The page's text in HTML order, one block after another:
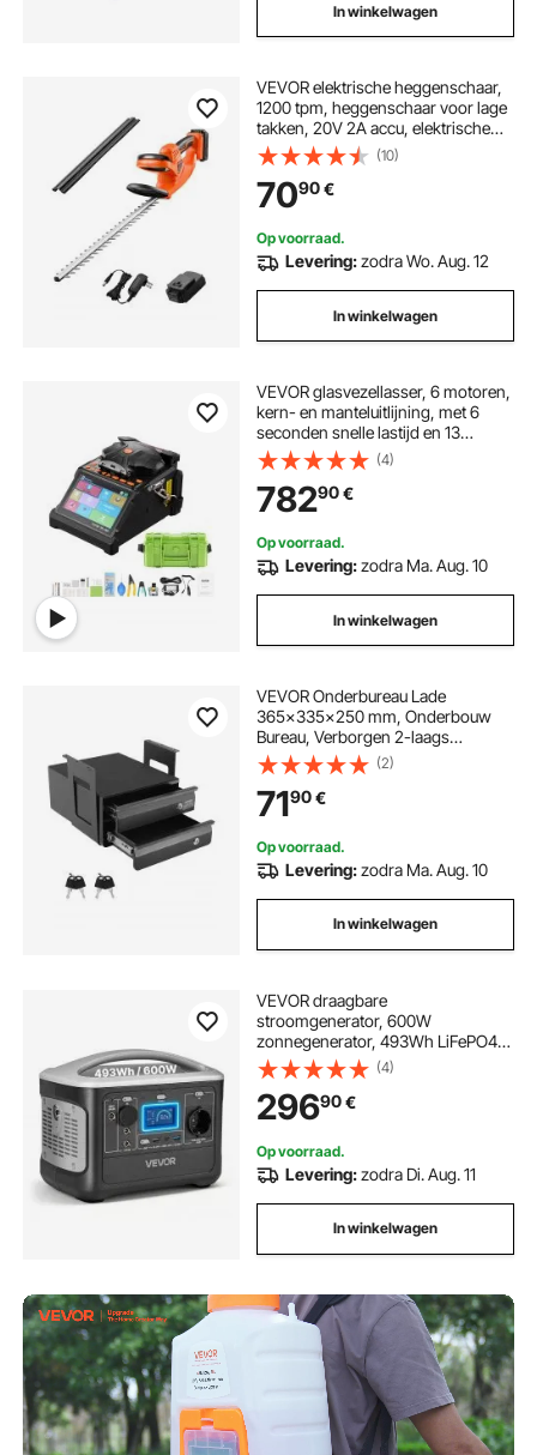
In winkelwagen
VEVOR elektrische heggenschaar,
1200 tpm, heggenschaar voor lage
takken, 20V 2A accu, elektrische
heggenschaar met 51 cm
dubbelwerkend mes en veilig
ontwerp, tuinschaar voor
gazononderhoud
(10)
7090€
Op voorraad.
Levering:zodra Wo. Aug. 12
In winkelwagen
VEVOR glasvezellasser, 6 motoren,
kern- en manteluitlijning, met 6
seconden snelle lastijd en 13
seconden opwarmtijd, 5-inch LCD-
scherm, 3-in-1 glasvezelhouder,
7800 mAh accu voor SM-, MM-,
DS- en NZDS-vezels.
(4)
78290€
Op voorraad.
Levering:zodra Ma. Aug. 10
In winkelwagen
VEVOR Onderbureau Lade
365x335x250 mm, Onderbouw
Bureau, Verborgen 2-laags
Opbergorganizer, Afsluitbare
Pennenlade voor Onderbouw voor
Zit-Sta Werkplekken
(2)
7190€
Op voorraad.
Levering:zodra Ma. Aug. 10
In winkelwagen
VEVOR draagbare
stroomgenerator, 600W
zonnegenerator, 493Wh LiFePO4-
accu met 7 uitgangen, geschikt
voor noodgevallen thuis, kamperen
en camperreizen (zonnepaneel
NIET inbegrepen)
(4)
29690€
Op voorraad.
Levering:zodra Di. Aug. 11
In winkelwagen